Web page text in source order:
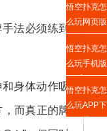
法必须练到
身体动作吸
而真正的牌
悟空扑克怎
么玩网页版
悟空扑克怎
么玩手机版
入口
悟空扑克怎
么玩APP下
载